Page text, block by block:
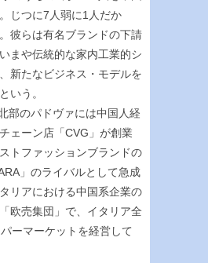
じつに7人弱に1人だか
彼らは有名ブランドの下請
まや伝統的な家内工業的シ
新たなビジネス・モデルを
いう。
部のパドヴァには中国人経
ェーン店「CVG」が創業
トファッションブランドの
」のライバルとして急成
リアにおける中国系企業の
欧売集団」で、イタリア全
ーマーケットを経営して